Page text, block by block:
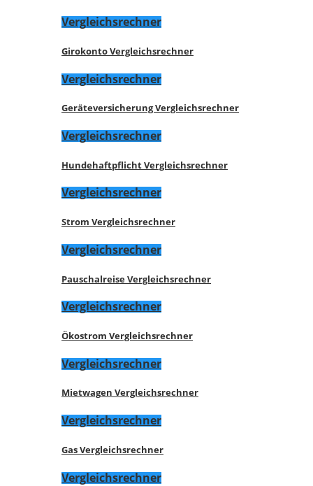
Vergleichsrechner
Girokonto Vergleichsrechner
Vergleichsrechner
Geräteversicherung Vergleichsrechner
Vergleichsrechner
Hundehaftpflicht Vergleichsrechner
Vergleichsrechner
Strom Vergleichsrechner
Vergleichsrechner
Pauschalreise Vergleichsrechner
Vergleichsrechner
Ökostrom Vergleichsrechner
Vergleichsrechner
Mietwagen Vergleichsrechner
Vergleichsrechner
Gas Vergleichsrechner
Vergleichsrechner